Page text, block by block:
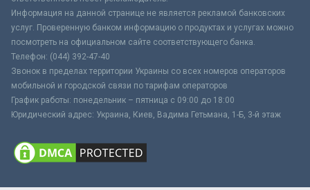
Информация на данной странице не является рекламой банковских
услуг. Проверенную банком информацию о продуктах и услугах можно
посмотреть на официальном сайте соответствующего банка.
Телефон: (044) 392-47-40
Звонок в пределах территории Украины со всех номеров операторов
мобильной и городской связи по тарифам операторов
График работы: понедельник – пятница с 09:00 до 18:00
Юридический адрес: Украина, Киев, Вадима Гетьмана, 1-Б, 3-й этаж